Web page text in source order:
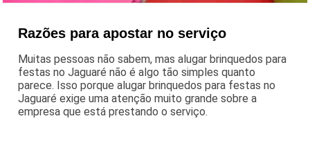
Razões para apostar no serviço
Muitas pessoas não sabem, mas alugar brinquedos para
festas no Jaguaré não é algo tão simples quanto
parece. Isso porque alugar brinquedos para festas no
Jaguaré exige uma atenção muito grande sobre a
empresa que está prestando o serviço.